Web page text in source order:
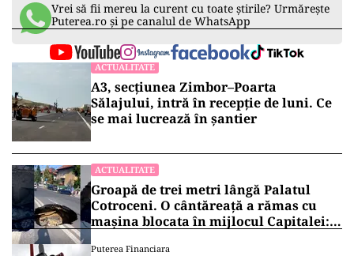
Vrei să fii mereu la curent cu toate știrile? Urmărește
Puterea.ro și pe canalul de WhatsApp
ACTUALITATE
A3, secțiunea Zimbor–Poarta
Sălajului, intră în recepție de luni. Ce
se mai lucrează în șantier
ACTUALITATE
Groapă de trei metri lângă Palatul
Cotroceni. O cântăreață a rămas cu
mașina blocata în mijlocul Capitalei:
Puterea Financiara